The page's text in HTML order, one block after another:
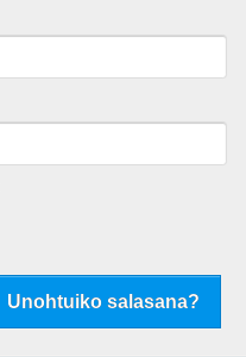
Unohtuiko salasana?